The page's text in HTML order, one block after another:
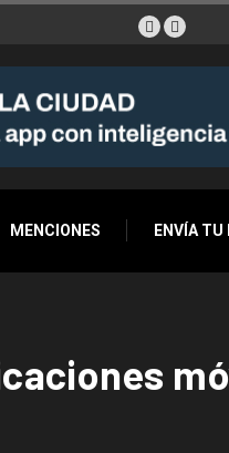
MENCIONES ENVÍA TU